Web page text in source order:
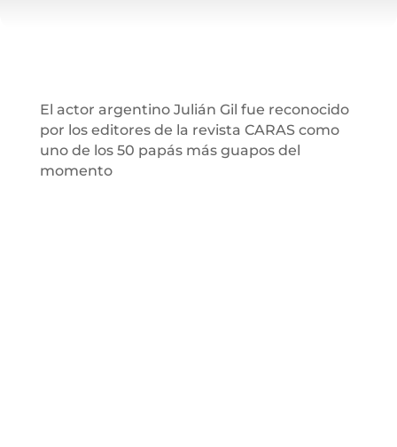
El actor argentino Julián Gil fue reconocido
por los editores de la revista CARAS como
uno de los 50 papás más guapos del
momento